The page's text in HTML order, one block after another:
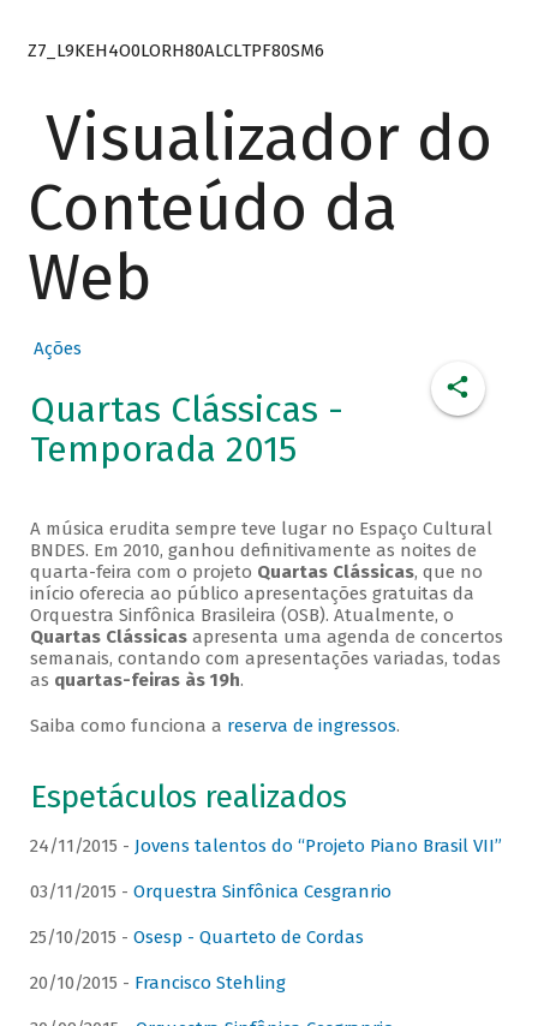
Z7_L9KEH4O0LORH80ALCLTPF80SM6
Visualizador do
Conteúdo da
Web
Ações
Quartas Clássicas -
Temporada 2015
A música erudita sempre teve lugar no Espaço Cultural
BNDES. Em 2010, ganhou definitivamente as noites de
quarta-feira com o projeto Quartas Clássicas, que no
início oferecia ao público apresentações gratuitas da
Orquestra Sinfônica Brasileira (OSB). Atualmente, o
Quartas Clássicasapresenta uma agenda de concertos
semanais, contando com apresentações variadas, todas
as quartas-feiras às 19h.
Saiba como funciona a reserva de ingressos.
Espetáculos realizados
24/11/2015 - Jovens talentos do “Projeto Piano Brasil VII”
03/11/2015 - Orquestra Sinfônica Cesgranrio
25/10/2015 - Osesp - Quarteto de Cordas
20/10/2015 - Francisco Stehling